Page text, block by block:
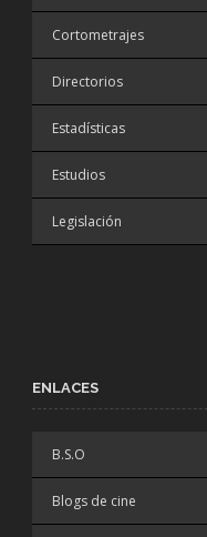
Cortometrajes
Directorios
Estadísticas
Estudios
Legislación
ENLACES
B.S.O
Blogs de cine